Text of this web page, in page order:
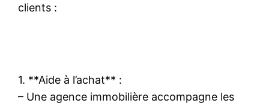
clients :
1. **Aide à l’achat** :
– Une agence immobilière accompagne les